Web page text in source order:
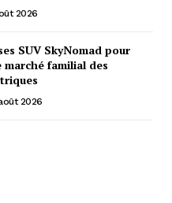
2026
SUV SkyNomad pour
familial des
2026